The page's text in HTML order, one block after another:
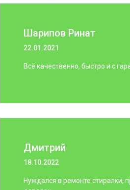
Шарипов Ринат
22.01.2021
Всё качественно, быстро и с
Дмитрий
18.10.2022
Нуждался в ремонте стиралки,